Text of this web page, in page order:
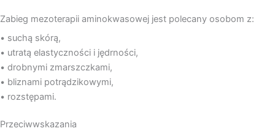
Zabieg mezoterapii aminokwasowej jest polecany osobom z:
• suchą skórą,
• utratą elastyczności i jędrności,
• drobnymi zmarszczkami,
• bliznami potrądzikowymi,
• rozstępami.
Przeciwwskazania